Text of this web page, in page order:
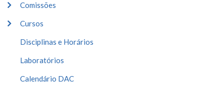
Comissões
Cursos
Disciplinas e Horários
Laboratórios
Calendário DAC